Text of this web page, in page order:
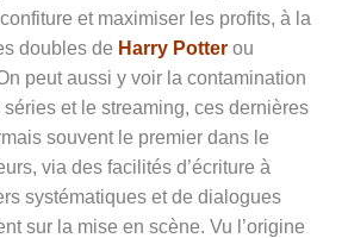
et maximiser les profits, à la
doubles de Harry Potter ou
peut aussi y voir la contamination
et le streaming, ces dernières
souvent le premier dans le
via des facilités d’écriture à
systématiques et de dialogues
sur la mise en scène. Vu l’origine